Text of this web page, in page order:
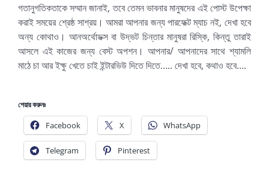
গতানুগতিকতাকে সম্মান জানাই, তবে তেমন ভাবনার মানুষদের এই পোস্ট উপেক্ষা
করাই সময়ের শ্রেষ্ঠ সাশ্রয়। আমরা আপনার জন্য পারফেক্ট ম্যাচ নই, দেখা হবে
অন্য কোথাও। আনঅর্থোডক্স বা উদ্ভট চিন্তার মানুষরা রিস্কি, কিন্তু তারাই
আসলে এই কাজের জন্য বেস্ট অপশন। আপনার/ আপনাদের সাথে শ্যামলি
মাঠে চা আর ইক্ষু খেতে চাই ইন্টারভিউ দিতে দিতে….. দেখা হবে, কথাও হবে….
শেয়ার করুনঃ
Facebook X WhatsApp
Telegram Pinterest